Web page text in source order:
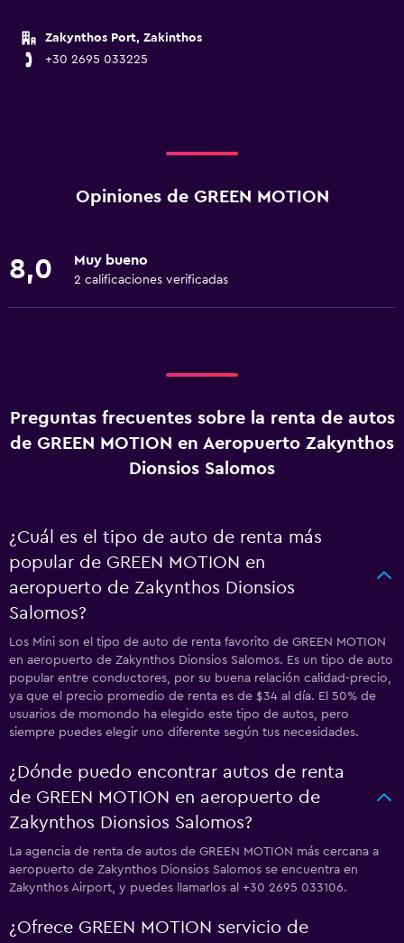
Zakynthos Port, Zakinthos
+30 2695 033225
Opiniones de GREEN MOTION
8,0 Muy bueno
2 calificaciones verificadas
Preguntas frecuentes sobre la renta de autos
de GREEN MOTION en Aeropuerto Zakynthos
Dionsios Salomos
¿Cuál es el tipo de auto de renta más
popular de GREEN MOTION en
aeropuerto de Zakynthos Dionsios
Salomos?
Los Mini son el tipo de auto de renta favorito de GREEN MOTION
en aeropuerto de Zakynthos Dionsios Salomos. Es un tipo de auto
popular entre conductores, por su buena relación calidad-precio,
ya que el precio promedio de renta es de $34 al día. El 50% de
usuarios de momondo ha elegido este tipo de autos, pero
siempre puedes elegir uno diferente según tus necesidades.
¿Dónde puedo encontrar autos de renta
de GREEN MOTION en aeropuerto de
Zakynthos Dionsios Salomos?
La agencia de renta de autos de GREEN MOTION más cercana a
aeropuerto de Zakynthos Dionsios Salomos se encuentra en
Zakynthos Airport, y puedes llamarlos al +30 2695 033106.
¿Ofrece GREEN MOTION servicio de